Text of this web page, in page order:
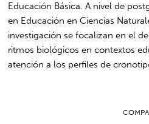
Educación Básica. A nivel de
en Educación en Ciencias
investigación se focalizan en el
ritmos biológicos en contextos
atención a los perfiles de